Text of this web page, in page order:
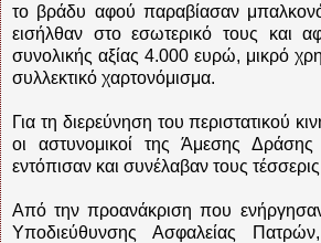
το βράδυ αφού παραβίασαν
εισήλθαν στο εσωτερικό τους και
συνολικής αξίας 4.000 ευρώ, μικρό
συλλεκτικό χαρτονόμισμα.
Για τη διερεύνηση του περιστατικού
οι αστυνομικοί της Άμεσης
εντόπισαν και συνέλαβαν τους
Από την προανάκριση που ενήργησαν
Υποδιεύθυνσης Ασφαλείας